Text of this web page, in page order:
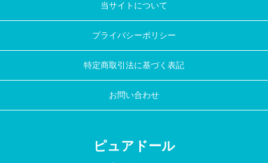
当サイトについて
プライバシーポリシー
特定商取引法に基づく表記
お問い合わせ
ピュアドール